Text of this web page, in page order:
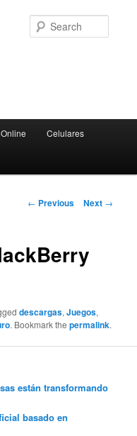
Celulares
Post
← Previous Next →
descargas,Juegos,
. Bookmark thepermalink.
están transformando
basado en